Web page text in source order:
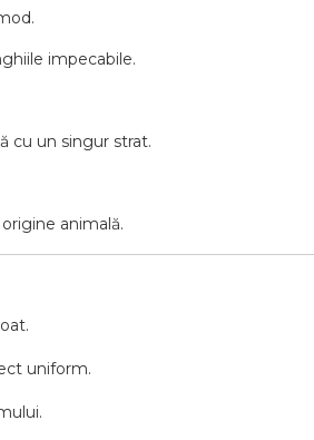
impecabile.
cu un singur strat.
animală.
uniform.